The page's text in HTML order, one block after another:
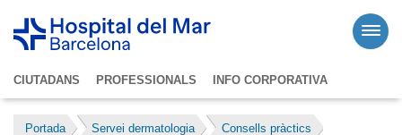
CIUTADANS PROFESSIONALS INFO CORPORATIVA
Portada Servei dermatologia Consells pràctics